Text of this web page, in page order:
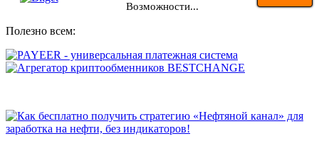
Возможности...
Полезно всем: